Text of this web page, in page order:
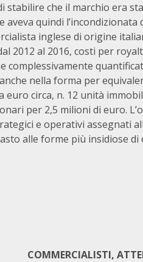
che il marchio era
aveva quindi l’incondizionata
inglese di origine
2012 al 2016, costi per
complessivamente
nella forma per
circa, n. 12 unità
per 2,5 milioni di euro.
e operativi assegnati
alle forme più insidiose di
COMMERCIALISTI,